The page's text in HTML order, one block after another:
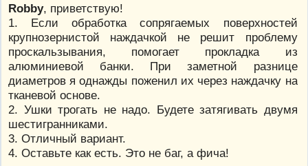
Robby, приветствую!
1. Если обработка сопрягаемых поверхностей
крупнозернистой наждачкой не решит проблему
проскальзывания, помогает прокладка из
алюминиевой банки. При заметной разнице
диаметров я однажды поженил их через наждачку на
тканевой основе.
2. Ушки трогать не надо. Будете затягивать двумя
шестигранниками.
3. Отличный вариант.
4. Оставьте как есть. Это не баг, а фича!